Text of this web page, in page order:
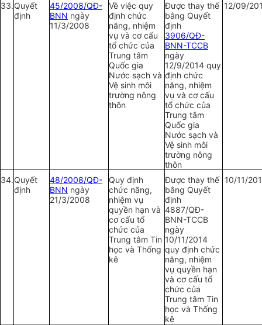
33.Quyết
định
45/2008/QĐ-
BNN ngày
11/3/2008
Về việc quy
định chức
năng, nhiệm
vụ và cơ cấu
tổ chức của
Trung tâm
Quốc gia
Nước sạch và
Vệ sinh môi
trường nông
thôn
Được thay thế
bằng Quyết
định
3906/QĐ-
BNN-TCCB
ngày
12/9/2014 quy
định chức
năng, nhiệm
vụ và cơ cấu
tổ chức của
Trung tâm
Quốc gia
Nước sạch và
Vệ sinh môi
trường nông
thôn
12/09/
34.Quyết
định
48/2008/QĐ-
BNN ngày
21/3/2008
Quy định
chức năng,
nhiệm vụ
quyền hạn và
cơ cấu tổ
chức của
Trung tâm Tin
học và Thống
kê
Được thay thế
bằng Quyết
định
4887/QĐ-
BNN-TCCB
ngày
10/11/2014
quy định chức
năng, nhiệm
vụ quyền hạn
và cơ cấu tổ
chức của
Trung tâm Tin
học và Thống
kê
10/11/